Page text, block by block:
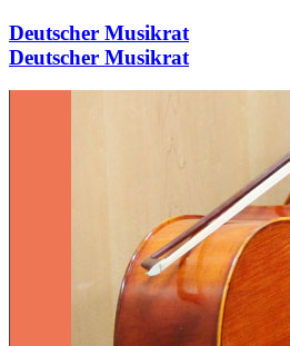
Deutscher Musikrat
Deutscher Musikrat